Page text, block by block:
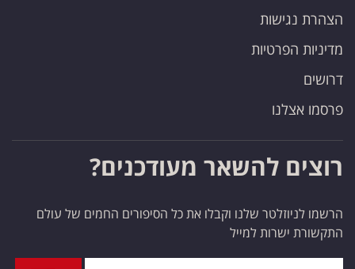
הצהרת נגישות
מדיניות הפרטיות
דרושים
פרסמו אצלנו
רוצים להשאר מעודכנים?
הרשמו לניוזלטר שלנו וקבלו את כל הסיפורים החמים של עולם
התקשורת ישרות למייל